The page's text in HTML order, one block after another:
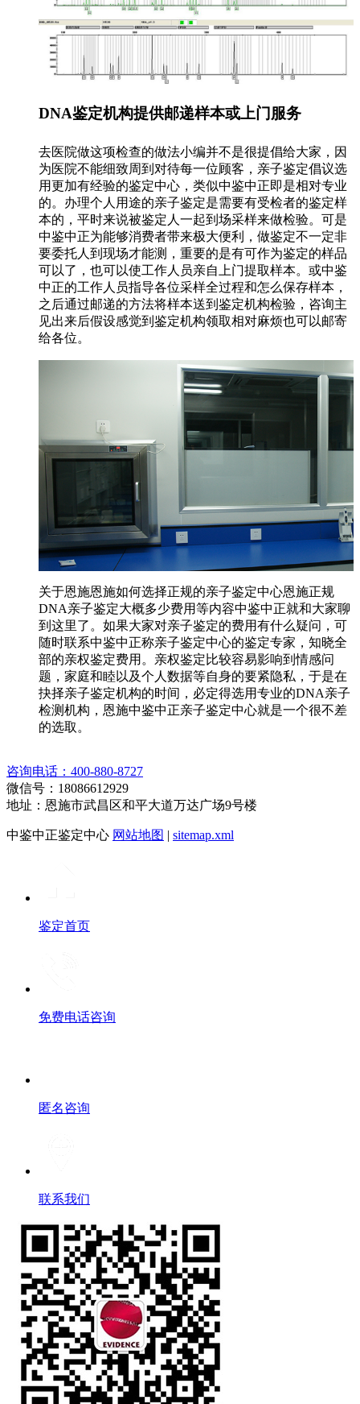
DNA鉴定机构提供邮递样本或上门服务
去医院做这项检查的做法小编并不是很提倡给大家，因
为医院不能细致周到对待每一位顾客，亲子鉴定倡议选
用更加有经验的鉴定中心，类似中鉴中正即是相对专业
的。办理个人用途的亲子鉴定是需要有受检者的鉴定样
本的，平时来说被鉴定人一起到场采样来做检验。可是
中鉴中正为能够消费者带来极大便利，做鉴定不一定非
要委托人到现场才能测，重要的是有可作为鉴定的样品
可以了，也可以使工作人员亲自上门提取样本。或中鉴
中正的工作人员指导各位采样全过程和怎么保存样本，
之后通过邮递的方法将样本送到鉴定机构检验，咨询主
见出来后假设感觉到鉴定机构领取相对麻烦也可以邮寄
给各位。
关于恩施恩施如何选择正规的亲子鉴定中心恩施正规
DNA亲子鉴定大概多少费用等内容中鉴中正就和大家聊
到这里了。如果大家对亲子鉴定的费用有什么疑问，可
随时联系中鉴中正称亲子鉴定中心的鉴定专家，知晓全
部的亲权鉴定费用。亲权鉴定比较容易影响到情感问
题，家庭和睦以及个人数据等自身的要紧隐私，于是在
抉择亲子鉴定机构的时间，必定得选用专业的DNA亲子
检测机构，恩施中鉴中正亲子鉴定中心就是一个很不差
的选取。
咨询电话：400-880-8727
微信号：18086612929
地址：恩施市武昌区和平大道万达广场9号楼
中鉴中正鉴定中心 网站地图 | sitemap.xml
鉴定首页
免费电话咨询
匿名咨询
联系我们